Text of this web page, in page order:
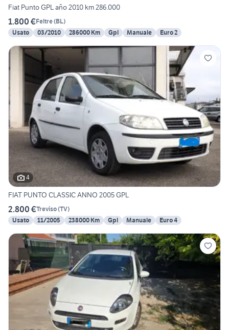
Fiat Punto GPL año 2010 km 286.000
1.800 €Feltre(BL)
Usato
03/2010 286000 Km Gpl Manuale Euro 2
4
FIAT PUNTO CLASSIC ANNO 2005 GPL
2.800 €Treviso(TV)
Usato
11/2005 238000 Km Gpl Manuale Euro 4